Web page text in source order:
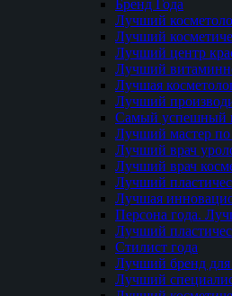
Бренд Года
Лучший
Лучший
Лучший центр
Лучший
Лучшая
Лучший
Самый успешный
Лучший мастер по
Лучший врач
Лучший врач
Лучший
Лучшая
Персона года.
Лучший
Стилист года
Лучший бренд
Лучший